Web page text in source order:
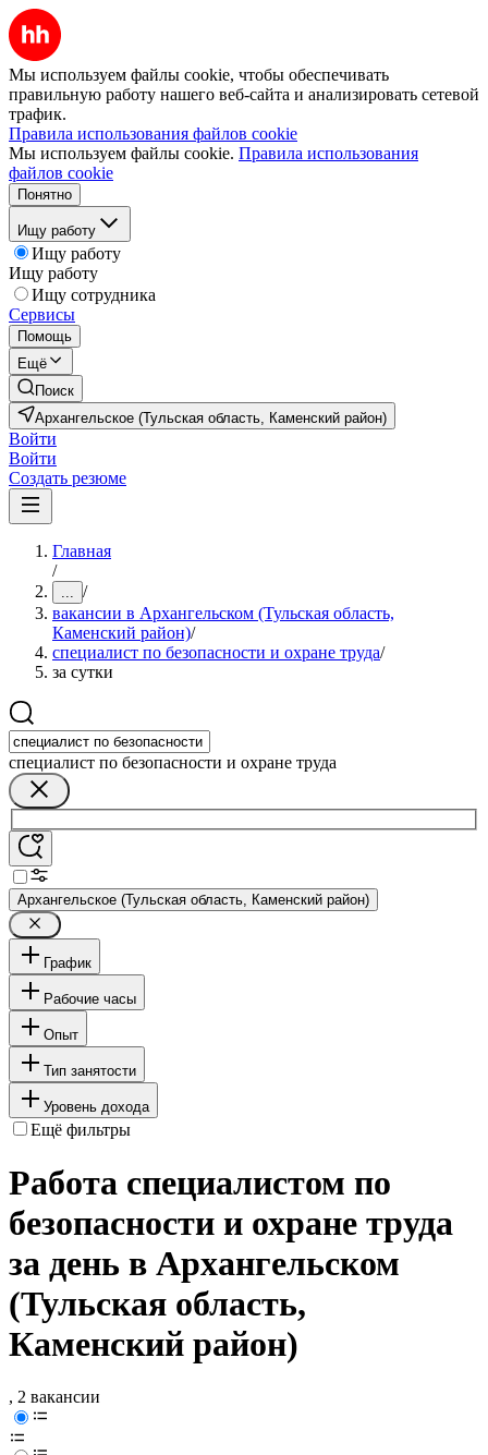
Мы используем файлы cookie, чтобы обеспечивать
правильную работу нашего веб-сайта и анализировать сетевой
трафик.
Правила использования файлов cookie
Мы используем файлы cookie. Правила использования
файлов cookie
Понятно
Ищу работу
Ищу работу
Ищу работу
Ищу сотрудника
Сервисы
Помощь
Ещё
Поиск
Архангельское (Тульская область, Каменский район)
Войти
Войти
Создать резюме
Главная
/
... /
вакансии в Архангельском (Тульская область,
Каменский район)/
специалист по безопасности и охране труда/
за сутки
специалист по безопасности и охране труда
Архангельское (Тульская область, Каменский район)
График
Рабочие часы
Опыт
Тип занятости
Уровень дохода
Ещё фильтры
Работа специалистом по
безопасности и охране труда
за день в Архангельском
(Тульская область,
Каменский район)
, 2 вакансии